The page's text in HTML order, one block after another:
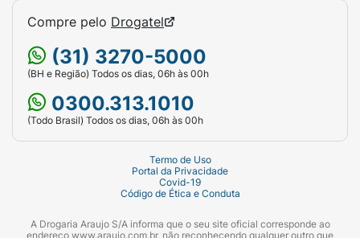
Volume Líquido:200ml.
Apresentação:Frasco plástico preto com
válvula spray.
Compre pelo Drogatel
(31) 3270-5000
(BH e Região) Todos os dias, 06h às 00h
0300.313.1010
(Todo Brasil) Todos os dias, 06h às 00h
Termo de Uso
Portal da Privacidade
Covid-19
Código de Ética e Conduta
A Drogaria Araujo S/A informa que o seu site oficial corresponde ao
endereço www.araujo.com.br, não reconhecendo qualquer outro que